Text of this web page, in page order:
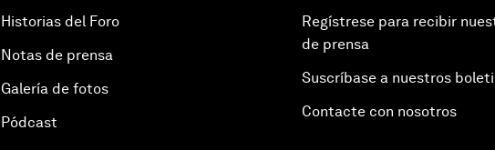
Historias del Foro
Notas de prensa
Galería de fotos
Pódcast
Regístrese para recibir
de prensa
Suscríbase a nuestros
Contacte con nosotros